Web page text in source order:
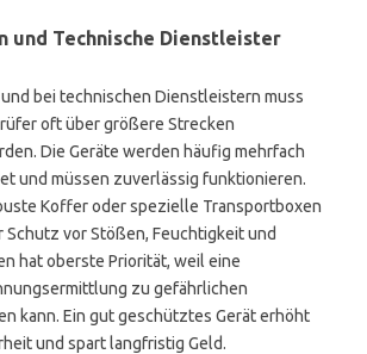
und Technische Dienstleister
bei technischen Dienstleistern muss
oft über größere Strecken
Die Geräte werden häufig mehrfach
und müssen zuverlässig funktionieren.
Koffer oder spezielle Transportboxen
Schutz vor Stößen, Feuchtigkeit und
hat oberste Priorität, weil eine
zu gefährlichen
kann. Ein gut geschütztes Gerät erhöht
und spart langfristig Geld.